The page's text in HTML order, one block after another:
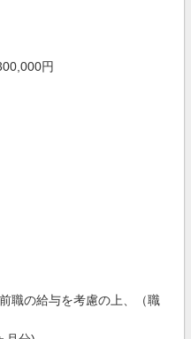
円
職の給与を考慮の上、（職